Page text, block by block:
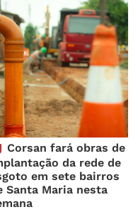
Corsan fará obras de
da rede de
em sete bairros
Santa Maria nesta